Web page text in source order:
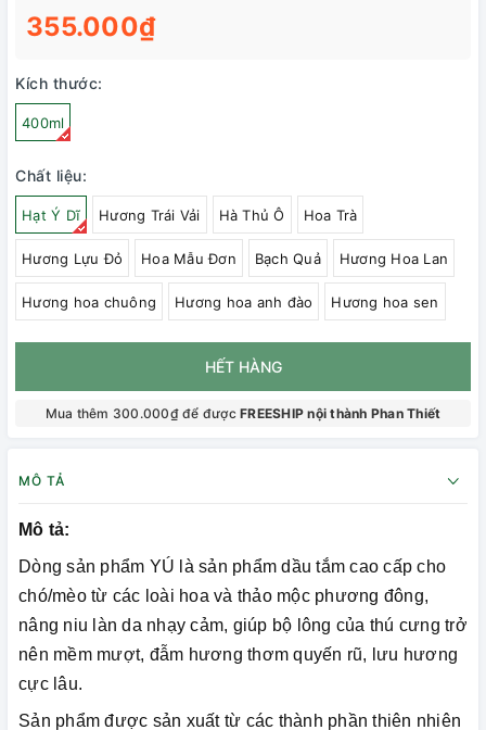
355.000₫
Kích thước:
400ml
Chất liệu:
Hạt Ý Dĩ Hương Trái Vải Hà Thủ Ô Hoa Trà
Hương Lựu Đỏ Hoa Mẫu Đơn Bạch Quả Hương Hoa Lan
Hương hoa chuông Hương hoa anh đào Hương hoa sen
HẾT HÀNG
Mua thêm 300.000₫ để đượcFREESHIP nội thành Phan Thiết
MÔ TẢ
Mô tả:
Dòng sản phẩm YÚ là sản phẩm dầu tắm cao cấp cho
chó/mèo từ các loài hoa và thảo mộc phương đông,
nâng niu làn da nhạy cảm, giúp bộ lông của thú cưng trở
nên mềm mượt, đẫm hương thơm quyến rũ, lưu hương
cực lâu.
Sản phẩm được sản xuất từ các thành phần thiên nhiên